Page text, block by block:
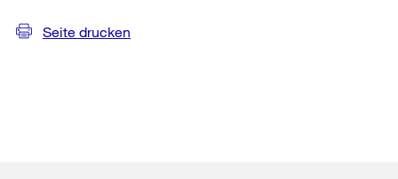
Seite drucken